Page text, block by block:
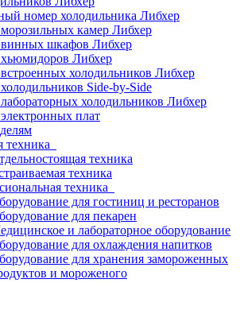
номер холодильника Либхер
камер Либхер
шкафов Либхер
Либхер
холодильников Либхер
Side-by-Side
холодильников Либхер
плат
техника
техника
техника
техника
для гостиниц и ресторанов
для пекарен
и лабораторное оборудование
для охлаждения напитков
для хранения замороженных
и мороженого